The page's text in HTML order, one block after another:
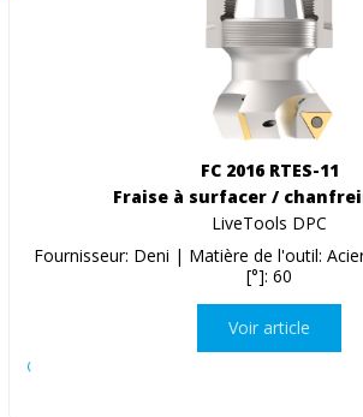
FC 2016 RTES-11
Fraise à surfacer /
LiveTools DPC
Fournisseur: Deni | Matière de l'outil:
[°]: 60
Voir article